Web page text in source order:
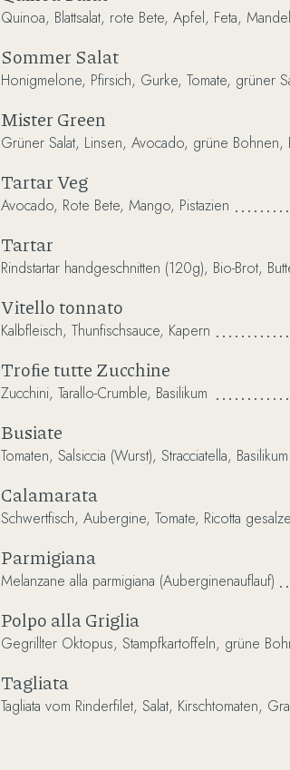
Quinoa, Blattsalat, rote Bete, Apfel, Feta, Mandel
Sommer Salat
Honigmelone, Pfirsich, Gurke, Tomate, grüner
Mister Green
Grüner Salat, Linsen, Avocado, grüne Bohnen,
Tartar Veg
Avocado, Rote Bete, Mango, Pistazien
Tartar
Rindstartar handgeschnitten (120g), Bio-Brot,
Vitello tonnato
Kalbfleisch, Thunfischsauce, Kapern
Troﬁe tutte Zucchine
Zucchini, Tarallo-Crumble, Basilikum
Busiate
Tomaten, Salsiccia (Wurst), Stracciatella, Basilikum
Calamarata
Schwertfisch, Aubergine, Tomate, Ricotta
Parmigiana
Melanzane alla parmigiana (Auberginenauflauf)
Polpo alla Griglia
Gegrillter Oktopus, Stampfkartoffeln, grüne
Tagliata
Tagliata vom Rinderfilet, Salat, Kirschtomaten,